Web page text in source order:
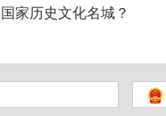
家历史文化名城？